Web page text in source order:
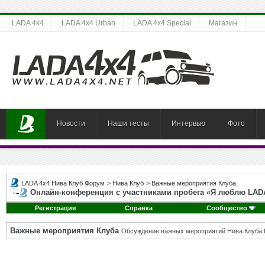
LADA 4x4 LADA 4x4 Urban LADA 4x4 Special Магазин
Новости Наши тесты Интервью Фото
LADA 4x4 Нива Клуб Форум > Нива Клуб > Важные мероприятия Клуба
Онлайн-конференция с участниками пробега «Я люблю
Регистрация Справка Сообщество
Важные мероприятия Клуба Обсуждение важных мероприятий Нива Клуба